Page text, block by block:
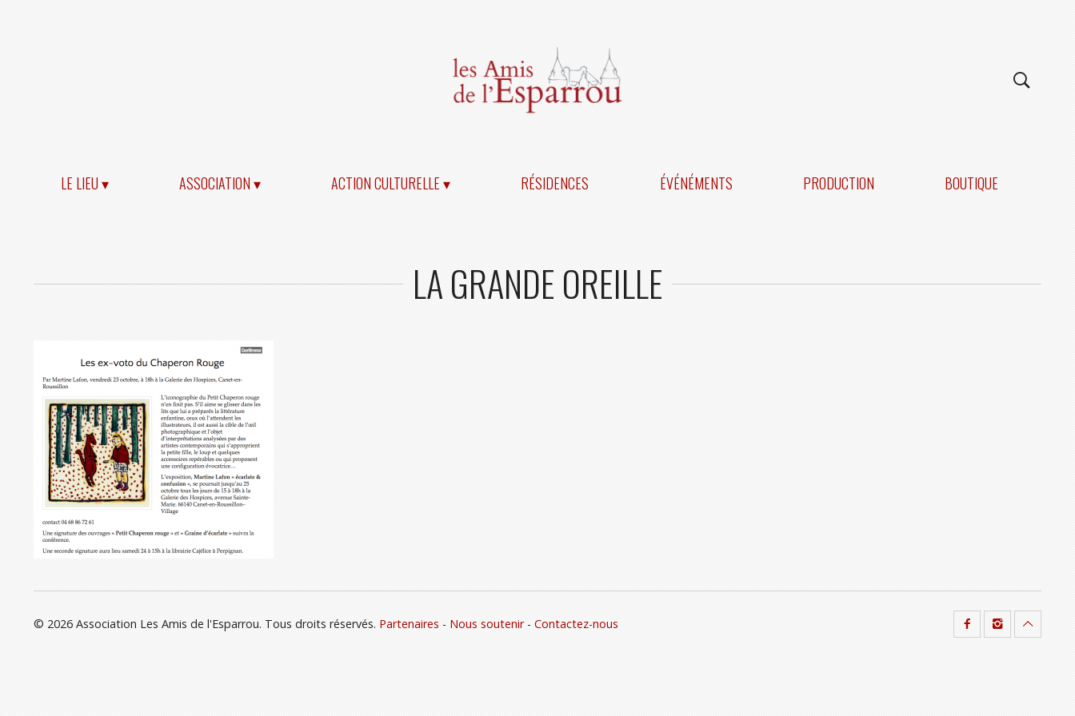
LE LIEU ▾ ASSOCIATION ▾ ACTION CULTURELLE ▾ RÉSIDENCES ÉVÉNÉMENTS PRODUCTION BOUTIQUE
LA GRANDE OREILLE
© 2026 Association Les Amis de l'Esparrou. Tous droits réservés. Partenaires - Nous soutenir- Contactez-nous